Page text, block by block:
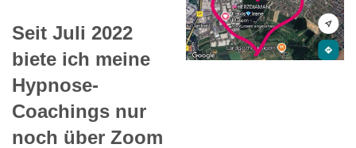
Seit Juli 2022
biete ich meine
Hypnose-
Coachings nur
noch über Zoom